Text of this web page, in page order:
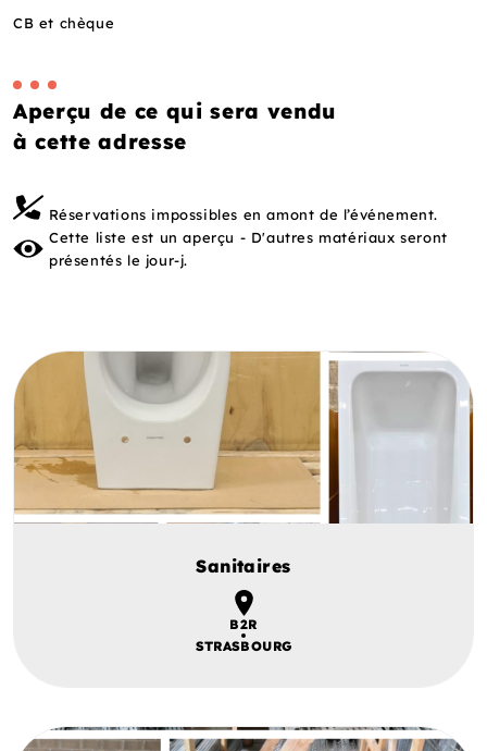
CB et chèque
Aperçu de ce qui sera vendu
à cette adresse
Réservations impossibles en amont de l’événement.
Cette liste est un aperçu - D'autres matériaux seront
présentés le jour-j.
Sanitaires
B2R
STRASBOURG